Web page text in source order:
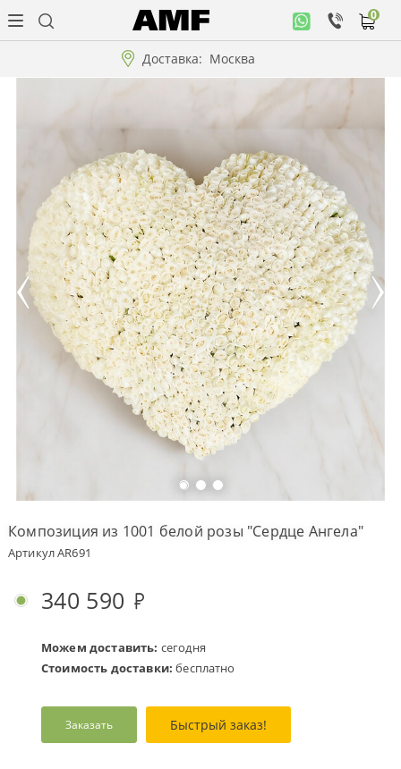
Доставка: Москва
0
кабинет
Композиции
"ВАУ"!!!
Коллекции!!!
Условия
Бонусная
программа
Корпоративным
клиентам
связь
language
Композиция из 1001 белой розы "Сердце Ангела"
Артикул AR691
340 590
Можем доставить: сегодня
Стоимость доставки: бесплатно
Заказать Быстрый заказ!